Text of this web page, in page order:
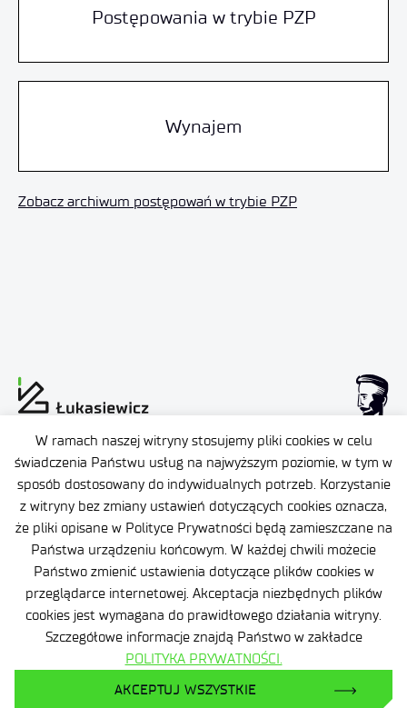
W ramach naszej witryny stosujemy pliki cookies w celu
świadczenia Państwu usług na najwyższym poziomie, w tym w
sposób dostosowany do indywidualnych potrzeb. Korzystanie
z witryny bez zmiany ustawień dotyczących cookies oznacza,
że pliki opisane w Polityce Prywatności będą zamieszczane na
Państwa urządzeniu końcowym. W każdej chwili możecie
Państwo zmienić ustawienia dotyczące plików cookies w
przeglądarce internetowej. Akceptacja niezbędnych plików
cookies jest wymagana do prawidłowego działania witryny.
Szczegółowe informacje znajdą Państwo w zakładce
POLITYKA PRYWATNOŚCI.
AKCEPTUJ WSZYSTKIE
Postępowania w trybie PZP
Wynajem
Zobacz archiwum postępowań w trybie PZP
Dane osobowe
Deklaracja dostępności
Polityka prywatności
Plan Równości Płci Certyfikaty
Promieniowanie jonizujące
Ochrona małoletnich
Status dużego przedsiębiorcy